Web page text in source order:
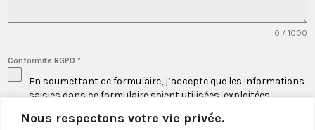
Nous respectons votre vie privée.
0 / 1000
Conformite RGPD*
En soumettant ce formulaire, j’accepte que les informations
saisies dans ce formulaire soient utilisées, exploitées,
des messages, dans le cadre de la relation qui découle de